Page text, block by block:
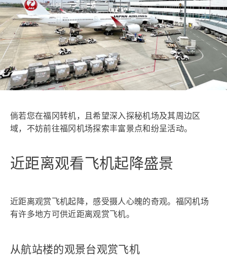
倘若您在福冈转机，且希望深入探秘机场及其周边区
域，不妨前往福冈机场探索丰富景点和纷呈活动。
近距离观看飞机起降盛景
近距离观赏飞机起降，感受摄人心魄的奇观。福冈机场
有许多地方可供近距离观赏飞机。
从航站楼的观景台观赏飞机